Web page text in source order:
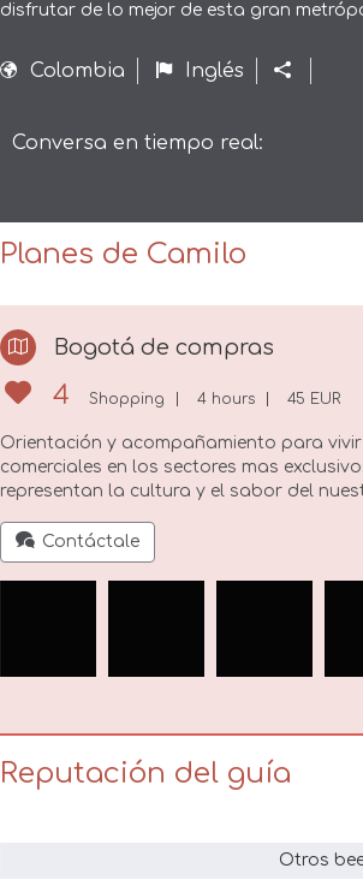
disfrutar de lo mejor de esta gran
Colombia Inglés
Conversa en tiempo real:
Planes de Camilo
Bogotá de compras
4 Shopping 4 hours 45 EUR
Orientación y acompañamiento para
comerciales en los sectores mas
representan la cultura y el sabor del
Contáctale
Reputación del guía
Otros